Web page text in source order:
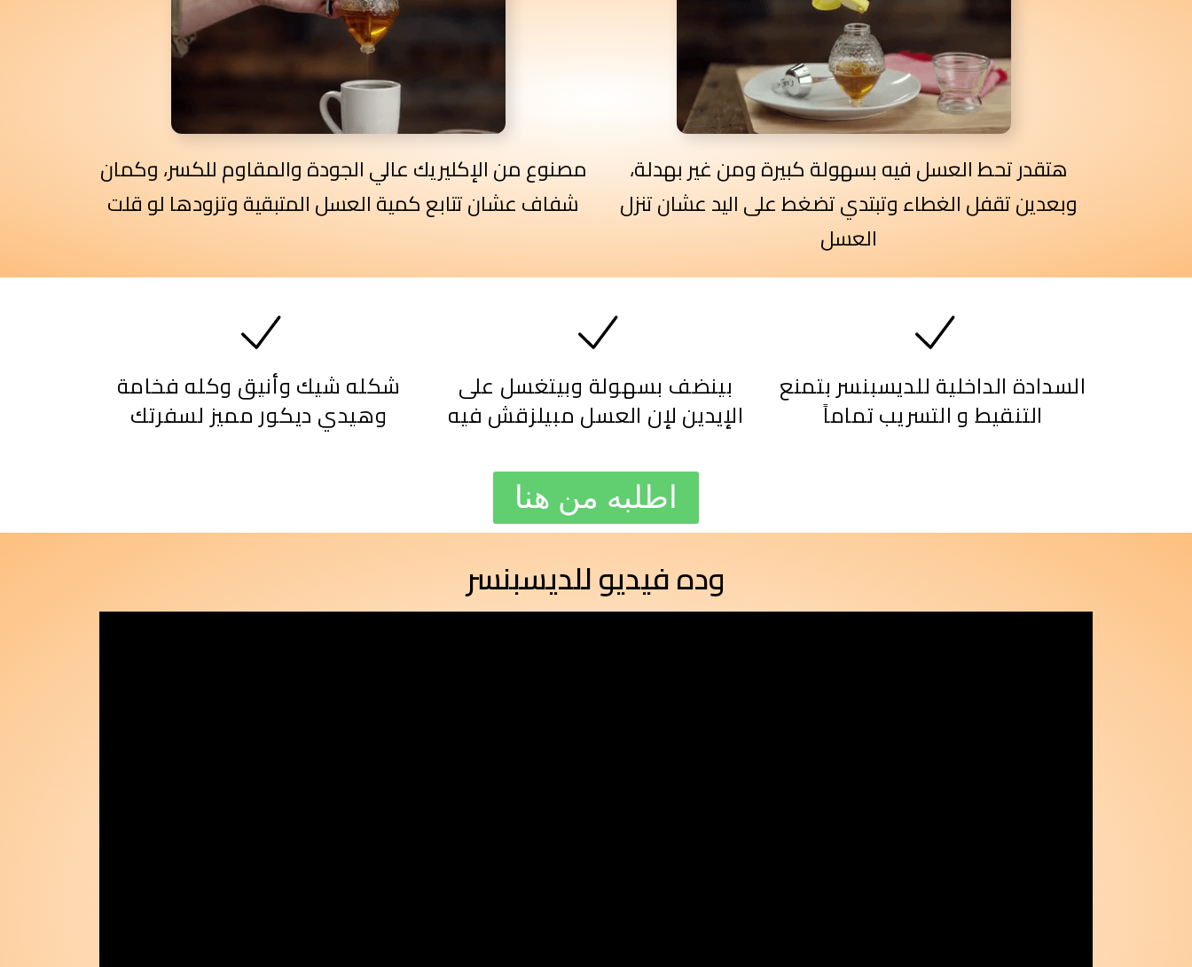
مصنوع من الإكليريك عالي الجودة والمقاوم للكسر، وكمان
شفاف عشان تتابع كمية العسل المتبقية وتزودها لو قلت
هتقدر تحط العسل فيه بسهولة كبيرة ومن غير بهدلة،
وبعدين تقفل الغطاء وتبتدي تضغط على اليد عشان تنزل
العسل
شكله شيك وأنيق وكله فخامة
وهيدي ديكور مميز لسفرتك
بينضف بسهولة وبيتغسل على
الإيدين لإن العسل مبيلزقش فيه
السدادة الداخلية للديسبنسر بتمنع
التنقيط و التسريب تماماً
اطلبه من هنا
وده فيديو للديسبنسر